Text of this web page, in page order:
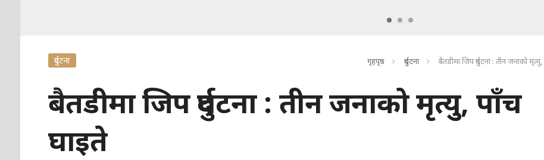
दुर्घटना गृहपृष्ठ दुर्घटना बैतडीमा जिप दुर्घटना : तीन जनाको
बैतडीमा जिप दुर्घटना : तीन जनाको मृत्यु, पाँच
घाइते